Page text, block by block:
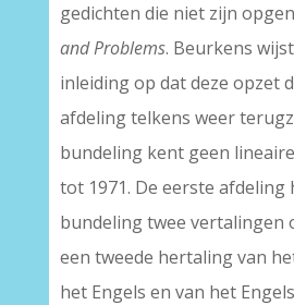
gedichten die niet zijn
and Problems. Beurkens
inleiding op dat deze opzet
afdeling telkens weer
bundeling kent geen
tot 1971. De eerste afdeling
bundeling twee vertalingen
een tweede hertaling van
het Engels en van het